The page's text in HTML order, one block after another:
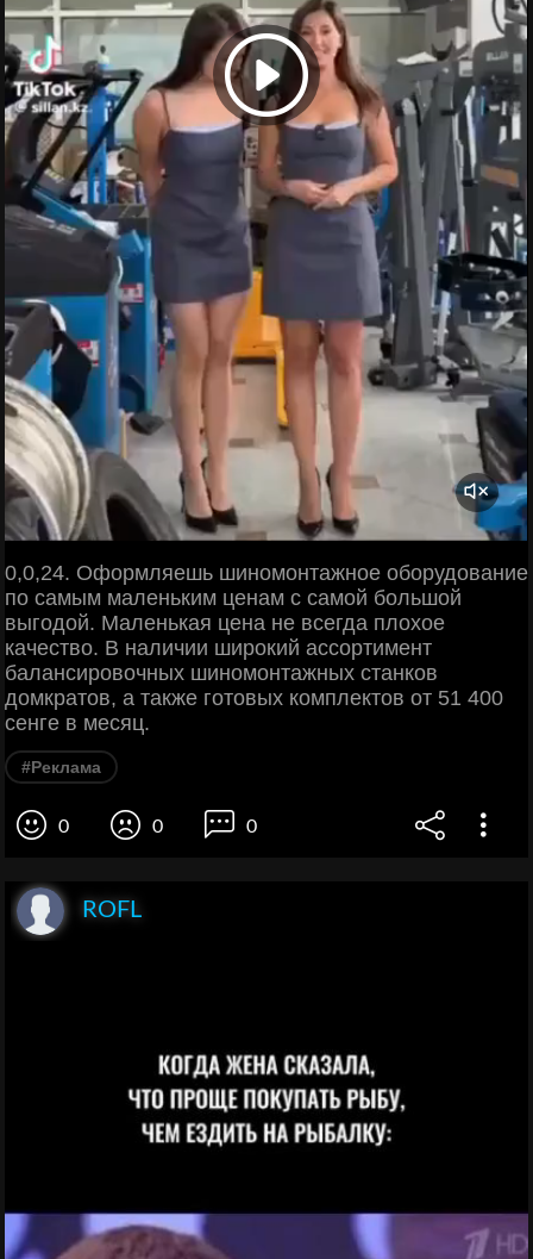
0,0,24. Оформляешь шиномонтажное оборудование
по самым маленьким ценам с самой большой
выгодой. Маленькая цена не всегда плохое
качество. В наличии широкий ассортимент
балансировочных шиномонтажных станков
домкратов, а также готовых комплектов от 51 400
сенге в месяц.
#Реклама
0 0 0
ROFL